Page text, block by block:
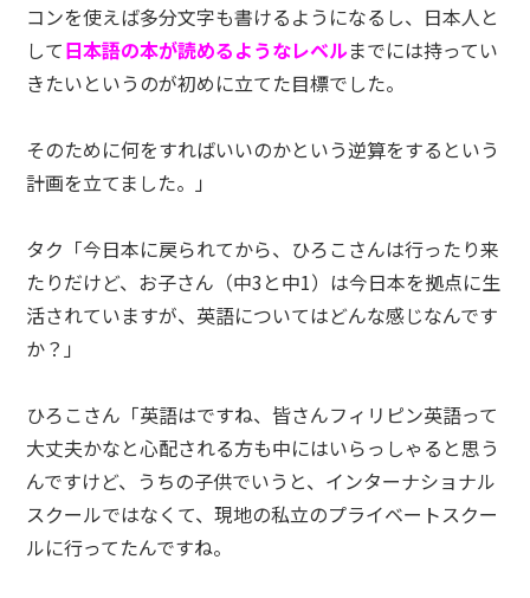
コンを使えば多分文字も書けるようになるし、日本人と
して日本語の本が読めるようなレベルまでには持ってい
きたいというのが初めに立てた目標でした。
そのために何をすればいいのかという逆算をするという
計画を立てました。」
タク「今日本に戻られてから、ひろこさんは行ったり来
たりだけど、お子さん（中3と中1）は今日本を拠点に生
活されていますが、英語についてはどんな感じなんです
か？」
ひろこさん「英語はですね、皆さんフィリピン英語って
大丈夫かなと心配される方も中にはいらっしゃると思う
んですけど、うちの子供でいうと、インターナショナル
スクールではなくて、現地の私立のプライベートスクー
ルに行ってたんですね。